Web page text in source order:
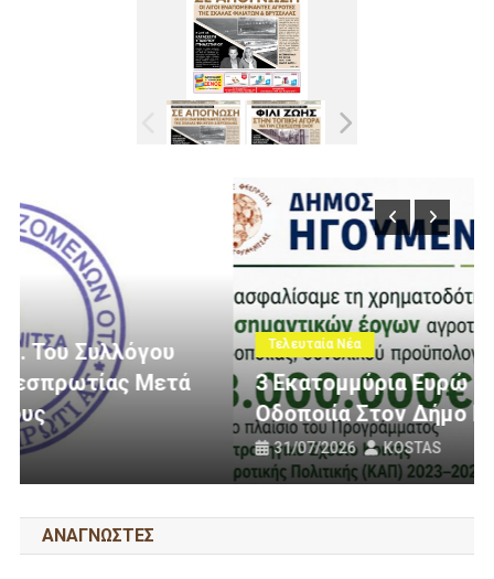
Τελευταία Νέα
3 Εκατομμύρια Ευρώ Για Αγροτική
Οδοποιία Στον Δήμο Ηγουμενίτσας
ΑΝΑΓΝΩΣΤΕΣ